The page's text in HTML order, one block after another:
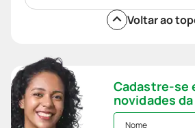
Voltar ao
Cadastre-se
novidades da